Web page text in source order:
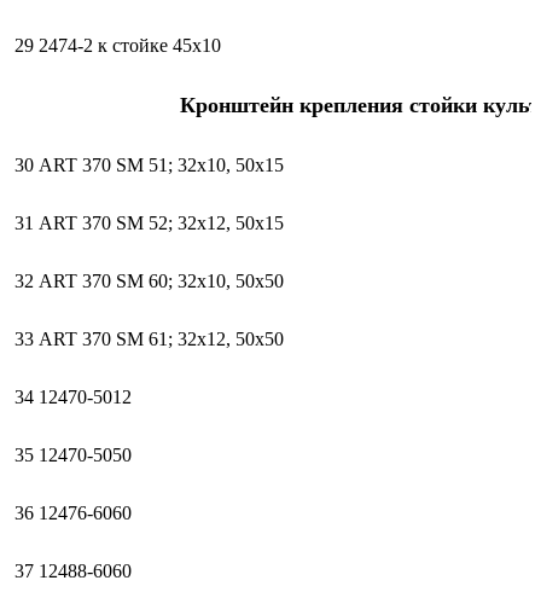
29 2474-2 к стойке 45х10
Кронштейн крепления стойки
30 ART 370 SM 51; 32х10, 50х15
31 ART 370 SM 52; 32х12, 50х15
32 ART 370 SM 60; 32х10, 50х50
33 ART 370 SM 61; 32х12, 50х50
34 12470-5012
35 12470-5050
36 12476-6060
37 12488-6060